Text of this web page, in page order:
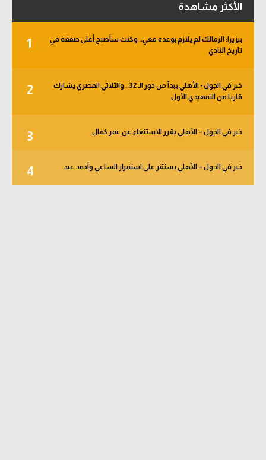
الأكثر مشاهدة
1
بيزيرا: الزمالك لم يلتزم بوعده معي.. وكنت سأصبح أغلى صفقة في
تاريخ النادي
2
خبر في الجول - الأهلي يبدأ من دور الـ 32.. والثلاثي المصري يشارك
قاريا من التمهيدي الأول
3 خبر في الجول – الأهلي يقرر الاستنغاء عن عمر كمال
4 خبر في الجول – الأهلي يستقر على استمرار الساعي وأحمد عيد